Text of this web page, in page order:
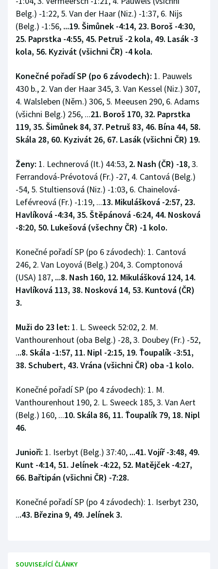
Belg.) -1:22, 5. Van der Haar (Niz.) -1:37, 6. Nijs
(Belg.) -1:56, ...19. Šimůnek -4:14, 23. Boroš -4:30,
25. Paprstka -4:55, 45. Petruš -2 kola, 49. Lasák -3
kola, 56. Kyzivát (všichni ČR) -4 kola.
Konečné pořadí SP (po 6 závodech): 1. Pauwels
430 b., 2. Van der Haar 345, 3. Van Kessel (Niz.) 307,
4. Walsleben (Něm.) 306, 5. Meeusen 290, 6. Adams
(všichni Belg.) 256, ...21. Boroš 170, 32. Paprstka
119, 35. Šimůnek 84, 37. Petruš 83, 46. Bína 44, 58.
Skála 28, 60. Kyzivát 26, 67. Lasák (všichni ČR) 19.
Ženy: 1. Lechnerová (It.) 44:53, 2. Nash (ČR) -18, 3.
Ferrandová-Prévotová (Fr.) -27, 4. Cantová (Belg.)
-54, 5. Stultiensová (Niz.) -1:03, 6. Chainelová-
Lefévreová (Fr.) -1:19, ...13. Mikulášková -2:57, 23.
Havlíková -4:34, 35. Štěpánová -6:24, 44. Nosková
-8:20, 50. Lukešová (všechny ČR) -1 kolo.
Konečné pořadí SP (po 6 závodech): 1. Cantová
246, 2. Van Loyová (Belg.) 204, 3. Comptonová
(USA) 187, ...8. Nash 160, 12. Mikulášková 124, 14.
Havlíková 113, 38. Nosková 14, 53. Kuntová (ČR)
3.
Muži do 23 let: 1. L. Sweeck 52:02, 2. M.
Vanthourenhout (oba Belg.) -28, 3. Doubey (Fr.) -52,
...8. Skála -1:57, 11. Nipl -2:15, 19. Ťoupalík -3:51,
38. Schubert, 43. Vrána (všichni ČR) oba -1 kolo.
Konečné pořadí SP (po 4 závodech): 1. M.
Vanthourenhout 190, 2. L. Sweeck 185, 3. Van Aert
(Belg.) 160, ...10. Skála 86, 11. Ťoupalík 79, 18. Nipl
46.
Junioři: 1. Iserbyt (Belg.) 37:40, ...41. Vojíř -3:48, 49.
Kunt -4:14, 51. Jelínek -4:22, 52. Matějček -4:27,
66. Bařtipán (všichni ČR) -7:28.
Konečné pořadí SP (po 4 závodech): 1. Iserbyt 230,
...43. Březina 9, 49. Jelínek 3.
SOUVISEJÍCÍ ČLÁNKY